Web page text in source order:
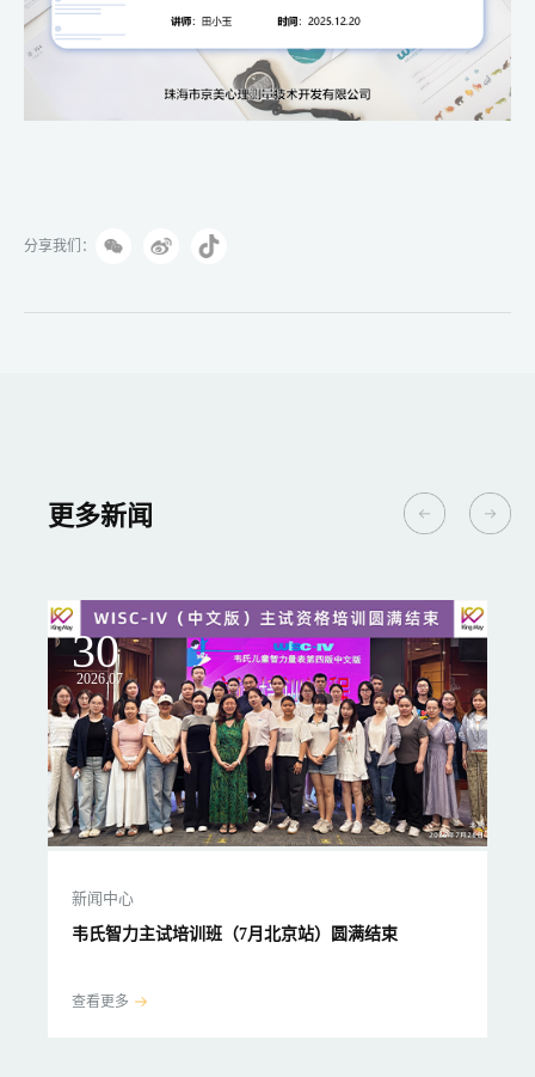
分享我们：
更多新闻
30
2026.07
新闻中心
韦氏智力主试培训班（7月北京站）圆满结束
查看更多